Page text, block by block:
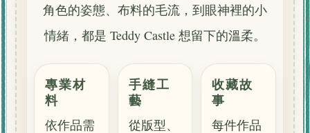
角色的姿態、布料的毛流，到眼神裡的小
情緒，都是 Teddy Castle 想留下的溫柔。
專業材
料
依作品需
手縫工
藝
從版型、
收藏故
事
每件作品